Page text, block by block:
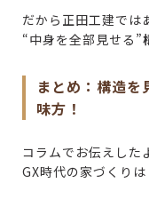
だから正田工建では
“中身を全部見せる”
まとめ：構造
味方！
コラムでお伝えした
GX時代の家づくり